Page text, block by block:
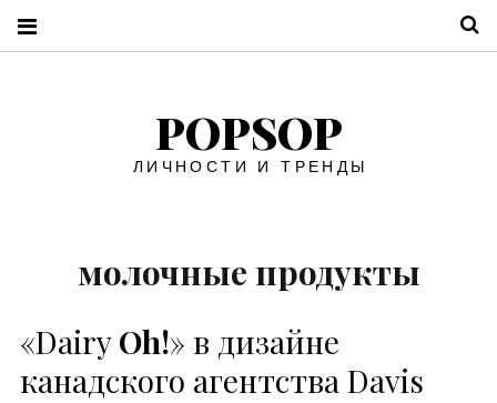
POPSOP
ЛИЧНОСТИ И ТРЕНДЫ
молочные продукты
«DairyOh!» в дизайне
канадского агентства Davis